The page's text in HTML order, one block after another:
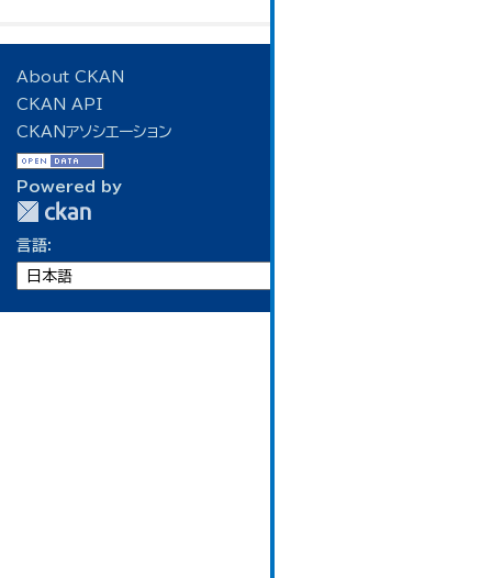
About CKAN
CKAN API
CKANアソシエーション
Powered by
言語